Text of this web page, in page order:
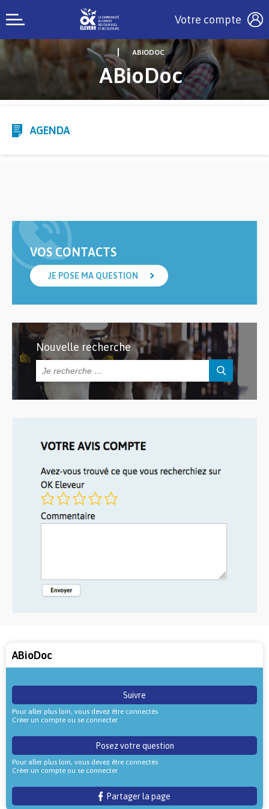
Votre compte
ABIODOC
ABioDoc
AGENDA
VOS CONTACTS
JE POSE MA QUESTION
Nouvelle recherche
ABioDoc
Suivre
Pour aller plus loin, vous devez être connectés
Créer un compte ou se connecter
Posez votre question
Pour aller plus loin, vous devez être connectés
Créer un compte ou se connecter
Partager la page